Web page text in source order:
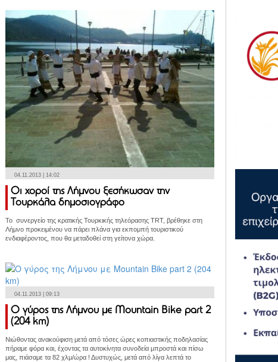
04.11.2013 | 14:02
Οι χοροί της Λήμνου ξεσήκωσαν την
Τουρκάλα δημοσιογράφο
Το συνεργείο της κρατικής Τουρκικής τηλεόρασης TRT, βρέθηκε στη
Λήμνο προκειμένου να πάρει πλάνα για εκπομπή τουριστικού
ενδιαφέροντος, που θα μεταδοθεί στη γείτονα χώρα.
04.11.2013 | 09:13
O γύρος της Λήμνου με Mountain Bike part 2
(204 km)
Νιώθοντας ανακούφιση μετά από τόσες ώρες κοπιαστικής ποδηλασίας
πήραμε φόρα και, έχοντας τα αυτοκίνητα συνοδεία μπροστά και πίσω
μας, πιάσαμε τα 82 χλμ/ώρα ! Δυστυχώς, μετά από λίγα λεπτά το